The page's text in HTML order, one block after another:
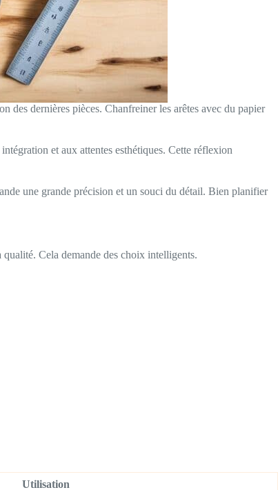
des dernières pièces. Chanfreiner les arêtes avec du papier
et aux attentes esthétiques. Cette réflexion
une grande précision et un souci du détail. Bien planifier
Cela demande des choix intelligents.
Utilisation